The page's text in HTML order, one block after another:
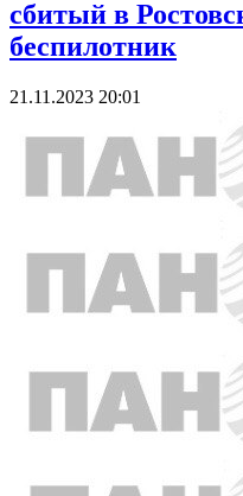
сбитый в
беспилотник
21.11.2023 20:01